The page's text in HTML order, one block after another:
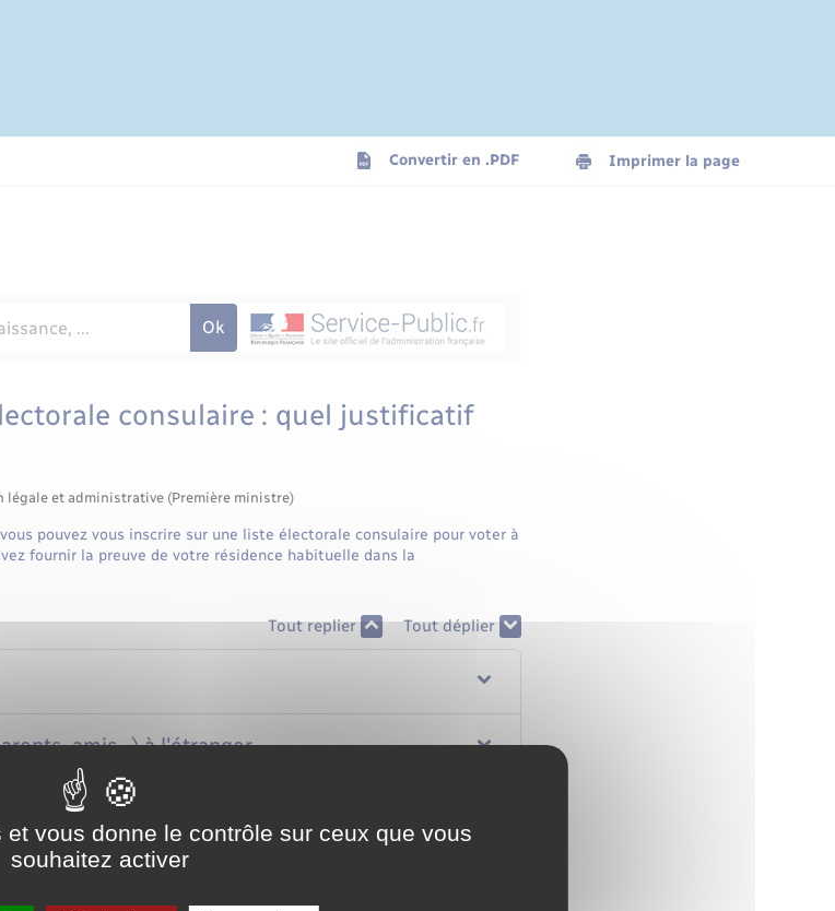
Convertir en .PDF Imprimer la page
consulaire : quel justificatif
et administrative (Première ministre)
pouvez vous inscrire sur une liste électorale consulaire pour voter à
fournir la preuve de votre résidence habituelle dans la
Tout replier Tout déplier
amis…) à l'étranger
et familiaux à l'étranger
vous donne le contrôle sur ceux que vous
souhaitez activer